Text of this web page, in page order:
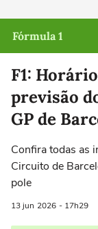
Fórmula 1
F1:
previsão
GP de
Confira todas as
Circuito de
pole
13 jun 2026 - 17h29